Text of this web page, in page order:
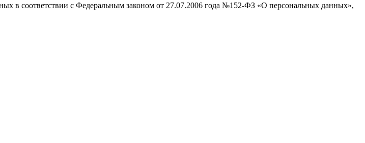
в соответствии с Федеральным законом от 27.07.2006 года №152‑ФЗ «О персональных данных»,